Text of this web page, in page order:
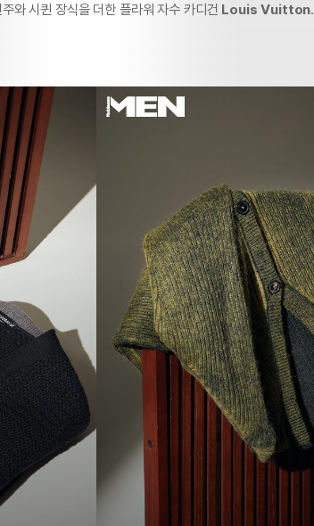
주와 시퀸 장식을 더한 플라워 자수 카디건 Louis Vuitton.